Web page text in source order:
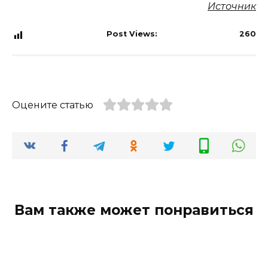
Источник
Post Views: 260
Оцените статью
Вам также может понравиться